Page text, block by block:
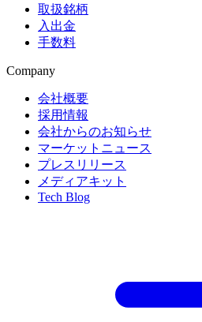
取扱銘柄
入出金
手数料
Company
会社概要
採用情報
会社からのお知らせ
マーケットニュース
プレスリリース
メディアキット
Tech Blog